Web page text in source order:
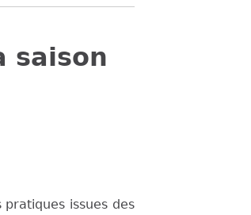
saison
issues des